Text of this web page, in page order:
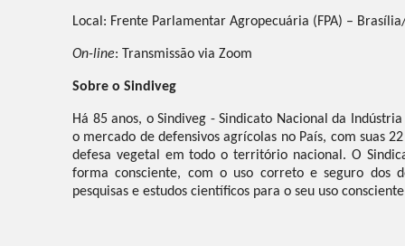
Local: Frente Parlamentar Agropecuária (FPA) –
On-line: Transmissão via Zoom
Sobre o Sindiveg
Há 85 anos, o Sindiveg - Sindicato Nacional da
o mercado de defensivos agrícolas no País, com suas
defesa vegetal em todo o território nacional. O
forma consciente, com o uso correto e seguro dos
pesquisas e estudos científicos para o seu uso